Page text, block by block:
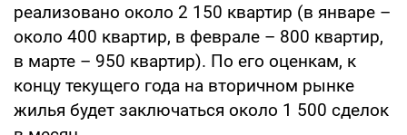
реализовано около 2 150 квартир (в январе –
около 400 квартир, в феврале – 800 квартир,
в марте – 950 квартир). По его оценкам, к
концу текущего года на вторичном рынке
жилья будет заключаться около 1 500 сделок